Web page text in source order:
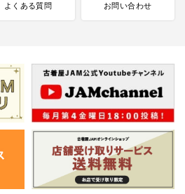
よくある質問 お問い合わせ